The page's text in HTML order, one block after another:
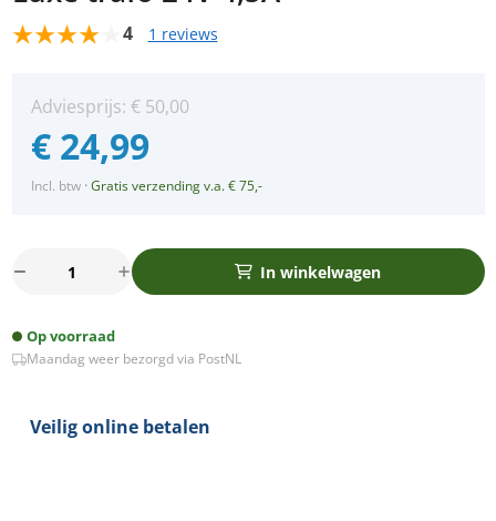
4 1 reviews
Adviesprijs: € 50,00
€ 24,99
Incl. btw ·Gratis verzending v.a. € 75,-
4,5A
aantal
In winkelwagen
Op voorraad
Maandag weer bezorgd via PostNL
Veilig online betalen